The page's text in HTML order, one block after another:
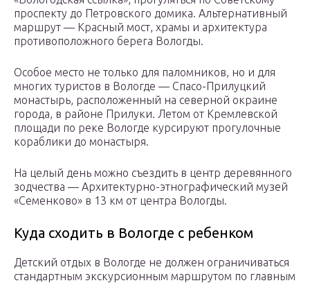
проспекту до Петровского домика. Альтернативный
маршрут — Красный мост, храмы и архитектура
противоположного берега Вологды.
Особое место не только для паломников, но и для
многих туристов в Вологде — Спасо-Прилуцкий
монастырь, расположенный на северной окраине
города, в районе Прилуки. Летом от Кремлевской
площади по реке Вологде курсируют прогулочные
кораблики до монастыря.
На целый день можно съездить в центр деревянного
зодчества — Архитектурно-этнографический музей
«Семенково» в 13 км от центра Вологды.
Куда сходить в Вологде с ребенком
Детский отдых в Вологде не должен ограничиваться
стандартным экскурсионным маршрутом по главным